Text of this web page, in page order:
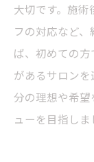
大切です。施
フの対応など
ば、初めての
があるサロン
分の理想や希
ューを目指しま